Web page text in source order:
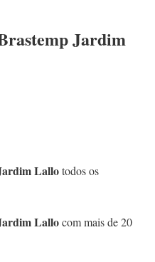
Jardim
Lallotodos os
Lallocom mais de 20